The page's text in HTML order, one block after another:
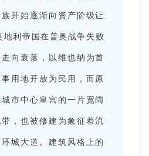
开始逐渐向资产阶级让
利帝国在普奥战争失败
向衰落，以维也纳为首
用地开放为民用，而原
市中心皇宫的一片宽阔
，也被修建为象征着流
城大道。建筑风格上的